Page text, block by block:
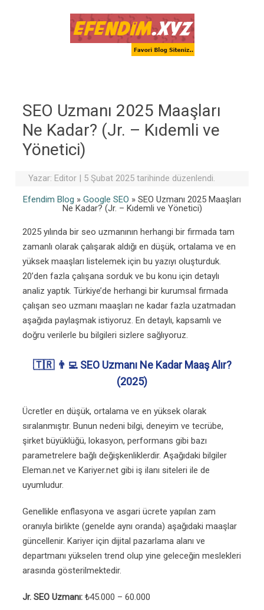
SEO Uzmanı 2025 Maaşları
Ne Kadar? (Jr. – Kıdemli ve
Yönetici)
Yazar: Editor | 5 Şubat 2025 tarihinde düzenlendi.
Efendim Blog » Google SEO » SEO Uzmanı 2025 Maaşları
Ne Kadar? (Jr. – Kıdemli ve Yönetici)
2025 yılında bir seo uzmanının herhangi bir firmada tam
zamanlı olarak çalışarak aldığı en düşük, ortalama ve en
yüksek maaşları listelemek için bu yazıyı oluşturduk.
20’den fazla çalışana sorduk ve bu konu için detaylı
analiz yaptık. Türkiye’de herhangi bir kurumsal firmada
çalışan seo uzmanı maaşları ne kadar fazla uzatmadan
aşağıda paylaşmak istiyoruz. En detaylı, kapsamlı ve
doğru verilerle bu bilgileri sizlere sağlıyoruz.
🇹🇷 👨‍💻 SEO Uzmanı Ne Kadar Maaş Alır?
(2025)
Ücretler en düşük, ortalama ve en yüksek olarak
sıralanmıştır. Bunun nedeni bilgi, deneyim ve tecrübe,
şirket büyüklüğü, lokasyon, performans gibi bazı
parametrelere bağlı değişkenliklerdir. Aşağıdaki bilgiler
Eleman.net ve Kariyer.net gibi iş ilanı siteleri ile de
uyumludur.
Genellikle enflasyona ve asgari ücrete yapılan zam
oranıyla birlikte (genelde aynı oranda) aşağıdaki maaşlar
güncellenir. Kariyer için dijital pazarlama alanı ve
departmanı yükselen trend olup yine geleceğin meslekleri
arasında gösterilmektedir.
Jr. SEO Uzmanı: ₺45.000 – 60.000